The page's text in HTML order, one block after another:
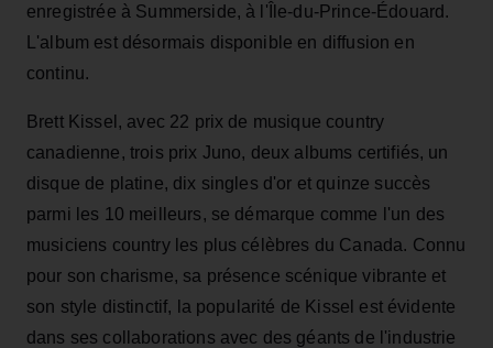
enregistrée à Summerside, à l'Île-du-Prince-Édouard.
L'album est désormais disponible en diffusion en
continu.
Brett Kissel, avec 22 prix de musique country
canadienne, trois prix Juno, deux albums certifiés, un
disque de platine, dix singles d'or et quinze succès
parmi les 10 meilleurs, se démarque comme l'un des
musiciens country les plus célèbres du Canada. Connu
pour son charisme, sa présence scénique vibrante et
son style distinctif, la popularité de Kissel est évidente
dans ses collaborations avec des géants de l'industrie